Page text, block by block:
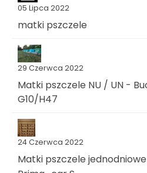
05 Lipca 2022
matki pszczele
29 Czerwca 2022
Matki pszczele NU / UN -
G10/H47
24 Czerwca 2022
Matki pszczele